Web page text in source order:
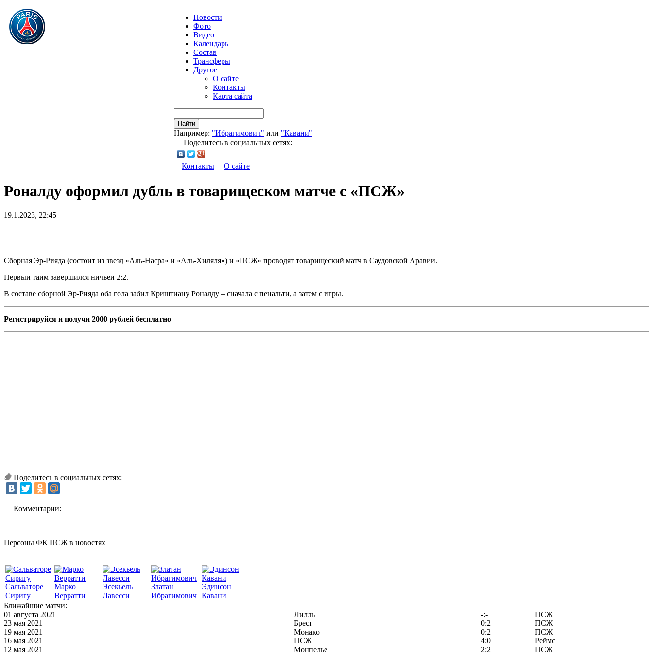
Новости
Фото
Видео
Календарь
Состав
Трансферы
Другое
О сайте
Контакты
Карта сайта
Найти
Например: "Ибрагимович" или "Кавани"
Поделитесь в социальных сетях:
Контакты О сайте
Роналду оформил дубль в товарищеском матче с «ПСЖ»
19.1.2023, 22:45
Сборная Эр-Рияда (состоит из звезд «Аль-Насра» и «Аль-Хиляля») и «ПСЖ» проводят товарищеский матч в Саудовской Аравии.
Первый тайм завершился ничьей 2:2.
В составе сборной Эр-Рияда оба гола забил Криштиану Роналду – сначала с пенальти, а затем с игры.
Регистрируйся и получи 2000 рублей бесплатно
Поделитесь в социальных сетях:
Комментарии:
Персоны ФК ПСЖ в новостях
Сальваторе
Сиригу
Марко
Верратти
Эсекьель
Лавесси
Златан
Ибрагимович
Эдинсон
Кавани
Ближайшие матчи:
01 августа 2021
Лилль -:-
ПСЖ
23 мая 2021
Брест 0:2
ПСЖ
19 мая 2021
Монако 0:2
ПСЖ
16 мая 2021
ПСЖ 4:0
Реймс
12 мая 2021
Монпелье 2:2 ПСЖ